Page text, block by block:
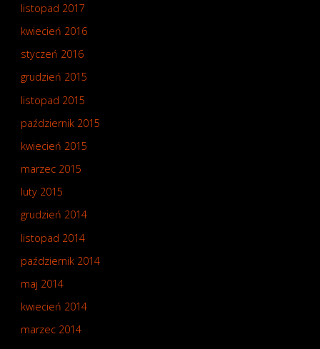
listopad 2017
kwiecień 2016
styczeń 2016
grudzień 2015
listopad 2015
październik 2015
kwiecień 2015
marzec 2015
luty 2015
grudzień 2014
listopad 2014
październik 2014
maj 2014
kwiecień 2014
marzec 2014